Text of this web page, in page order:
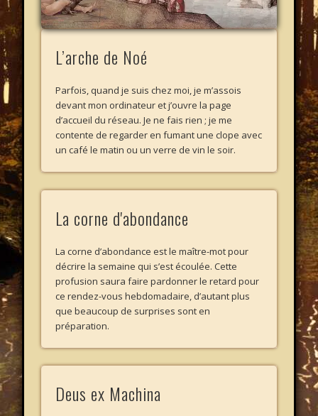
L’arche de Noé
Parfois, quand je suis chez moi, je m’assois
devant mon ordinateur et j’ouvre la page
d’accueil du réseau. Je ne fais rien ; je me
contente de regarder en fumant une clope avec
un café le matin ou un verre de vin le soir.
La corne d'abondance
La corne d’abondance est le maître-mot pour
décrire la semaine qui s’est écoulée. Cette
profusion saura faire pardonner le retard pour
ce rendez-vous hebdomadaire, d’autant plus
que beaucoup de surprises sont en
préparation.
Deus ex Machina